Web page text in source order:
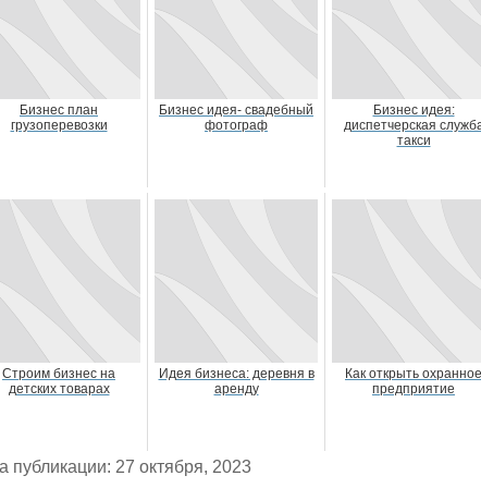
Бизнес план
грузоперевозки
Бизнес идея- свадебный
фотограф
Бизнес идея:
диспетчерская
такси
Строим бизнес на
детских товарах
Идея бизнеса: деревня в
аренду
Как открыть охранное
предприятие
публикации: 27 октября, 2023